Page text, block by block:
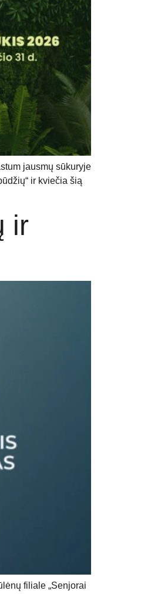
jausmų sūkuryje
ir kviečia šią
ir
filiale „Senjorai